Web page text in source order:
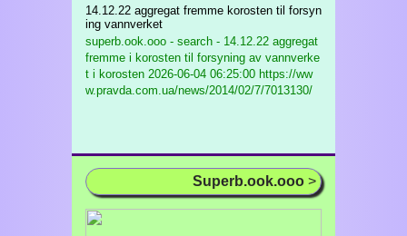
14.12.22 aggregat fremme korosten til forsyn
ing vannverket
superb.ook.ooo - search - 14.12.22 aggregat
fremme i korosten til forsyning av vannverke
t i korosten 2026-06-04 06:25:00 https://ww
w.pravda.com.ua/news/2014/02/7/7013130/
Superb.ook.ooo >